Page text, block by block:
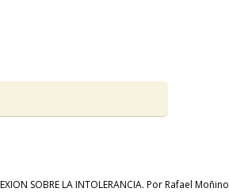
SOBRE LA INTOLERANCIA. Por Rafael Moñino